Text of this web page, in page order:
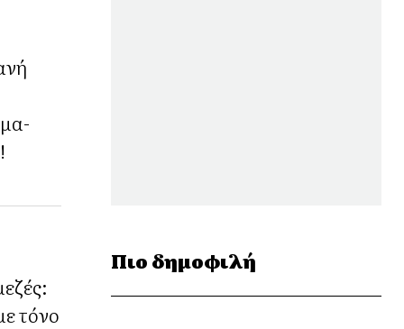
τόνο
Πιο δημοφιλή